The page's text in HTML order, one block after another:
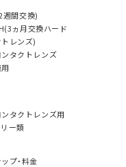
週間交換)
ヵ月交換ハード
レンズ)
タクトレンズ
タクトレンズ用
ー類
プ・料金